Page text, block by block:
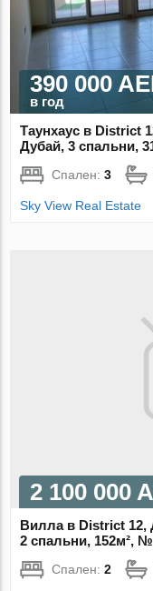
390 000
в год
Таунхаус в District
Дубай, 3 спальни,
Спален:3
Sky View Real Estate
2 100 000
Вилла в District
2 спальни, 152м², №
Спален:2